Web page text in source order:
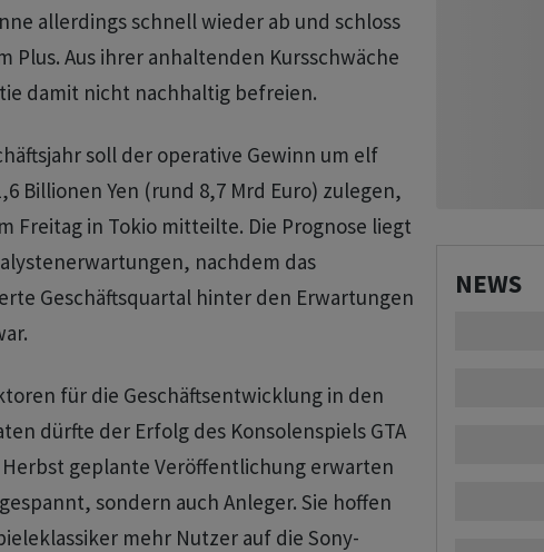
allerdings schnell wieder ab und schloss
Plus. Aus ihrer anhaltenden Kursschwäche
damit nicht nachhaltig befreien.
soll der operative Gewinn um elf
Billionen Yen (rund 8,7 Mrd Euro) zulegen,
Freitag in Tokio mitteilte. Die Prognose liegt
nachdem das
Geschäftsquartal hinter den Erwartungen
für die Geschäftsentwicklung in den
dürfte der Erfolg des Konsolenspiels GTA
Herbst geplante Veröffentlichung erwarten
sondern auch Anleger. Sie hoffen
mehr Nutzer auf die Sony-
NEWS